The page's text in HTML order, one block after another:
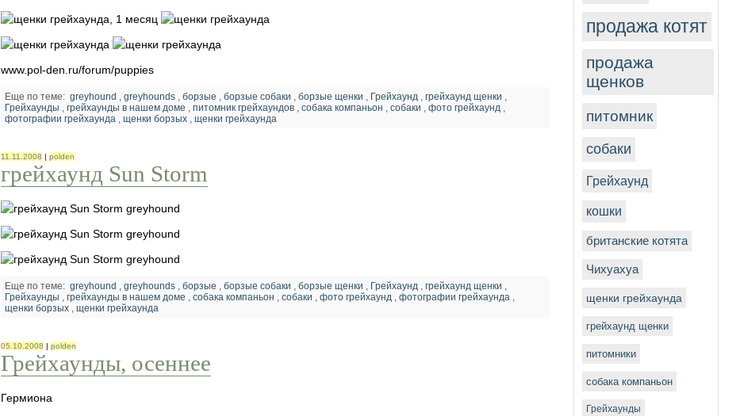
продажа котят
продажа
щенков
питомник
собаки
Грейхаунд
кошки
британские котята
Чихуахуа
щенки грейхаунда
грейхаунд щенки
питомники
собака компаньон
Грейхаунды
www.pol-den.ru/forum/puppies
Еще по теме:greyhound ,greyhounds ,борзые ,борзые собаки ,борзые щенки , Грейхаунд ,грейхаунд щенки ,
Грейхаунды ,грейхаунды в нашем доме ,питомник грейхаундов ,собака компаньон ,собаки ,фото грейхаунд ,
фотографии грейхаунда ,щенки борзых ,щенки грейхаунда
11.11.2008 |polden
грейхаунд Sun Storm
Еще по теме:greyhound ,greyhounds ,борзые ,борзые собаки ,борзые щенки , Грейхаунд ,грейхаунд щенки ,
Грейхаунды ,грейхаунды в нашем доме ,собака компаньон ,собаки ,фото грейхаунд ,фотографии грейхаунда ,
щенки борзых ,щенки грейхаунда
05.10.2008 |polden
Грейхаунды, осеннее
Гермиона